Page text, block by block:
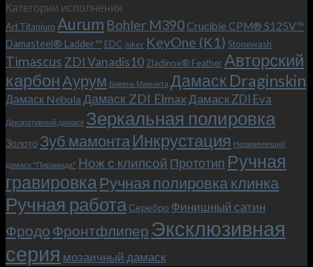
и
клипсой!
Макс
(Mad
Max),
или
как
мы
прикоснулись
к
фильма.
Категории исполнения
Art Titanium Aurum Bohler M390Crucible CPM® S125V™
Damasteel® Ladder™ EDC Joker KeyOne (K1) Stonewash
Timascus ZDI Vanadis10 Zladinox® FeatherАвторский
карбонАурум Бивень Мамонта Дамаск Draginskin
Дамаск Nebula Дамаск ZDI ElmaxДамаск ZDI Eva
Декоративный дамаск Зеркальная полировка
Золото Зуб мамонтаИнкрустация Нержавеющий
дамаск "Пирамида" Нож с клипсой Прототип Ручная
гравировкаРучная полировка клинка
Ручная работа Серебро Финишный сатин
Фродо Фронтфлипер Эксклюзивная
серия мозаичный дамаск